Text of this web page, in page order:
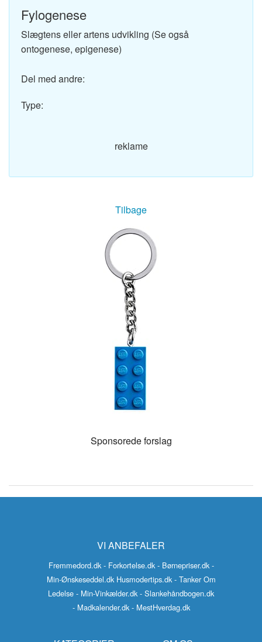
Fylogenese
Slægtens eller artens udvikling (Se også
ontogenese, epigenese)
Del med andre:
Type:
reklame
Tilbage
Sponsorede forslag
VI ANBEFALER
Fremmedord.dk - Forkortelse.dk - Børnepriser.dk -
Min-Ønskeseddel.dk Husmodertips.dk - Tanker Om
Ledelse - Min-Vinkælder.dk - Slankehåndbogen.dk
- Madkalender.dk - MestHverdag.dk